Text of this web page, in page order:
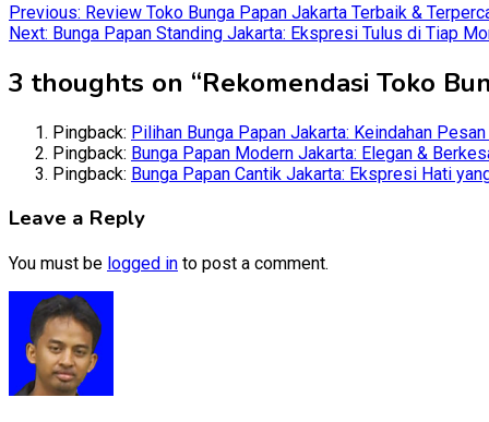
Post
navigation
Previous: Review Toko Bunga Papan Jakarta Terbaik &
Next: Bunga Papan Standing Jakarta: Ekspresi Tulus di Tiap
3 thoughts on “Rekomendasi Toko
Pingback: Pilihan Bunga Papan Jakarta: Keindahan
Pingback: Bunga Papan Modern Jakarta: Elegan &
Pingback: Bunga Papan Cantik Jakarta: Ekspresi Hati
Leave a Reply
You must be logged in to post a comment.